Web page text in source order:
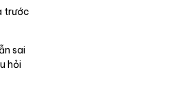
trước
sai
hỏi